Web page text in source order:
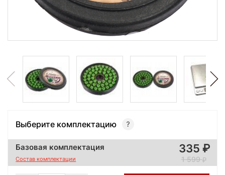
Выберите комплектацию
Базовая комплектация
Состав комплектации
335
1 599